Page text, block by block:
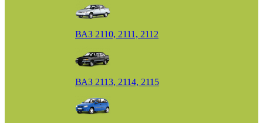
ВАЗ 2110, 2111, 2112
ВАЗ 2113, 2114, 2115